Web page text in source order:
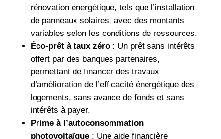
rénovation énergétique, tels que l’installation
de panneaux solaires, avec des montants
variables selon les conditions de ressources.
Éco-prêt à taux zéro: Un prêt sans intérêts
offert par des banques partenaires,
permettant de financer des travaux
d’amélioration de l’efficacité énergétique des
logements, sans avance de fonds et sans
intérêts à payer.
Prime à l’autoconsommation
photovoltaïque: Une aide financière